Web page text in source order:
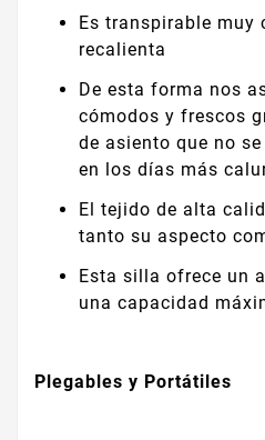
Es transpirable muy
recalienta
De esta forma nos
cómodos y frescos
de asiento que no
en los días más
El tejido de alta
tanto su aspecto
Esta silla ofrece un
una capacidad
Plegables y Portátiles